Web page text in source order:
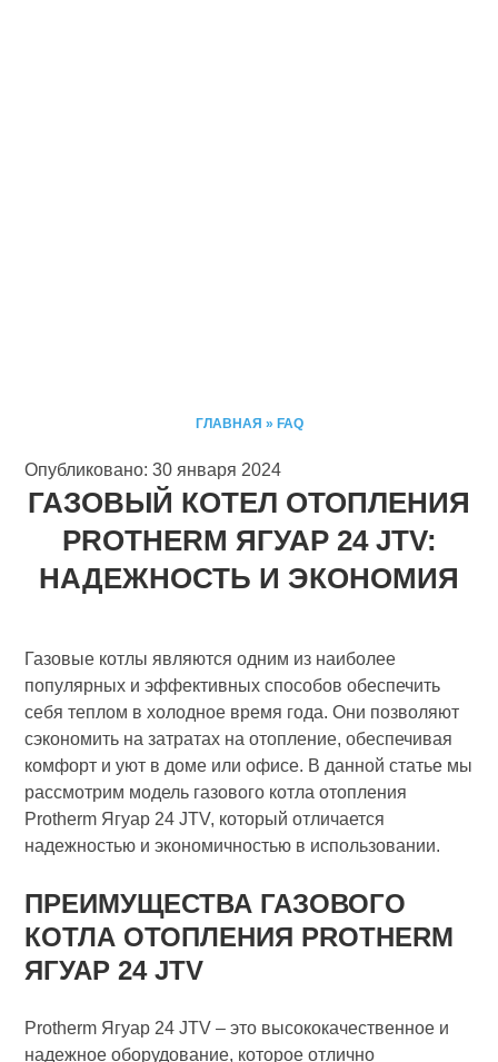
ГЛАВНАЯ » FAQ
Опубликовано: 30 января 2024
ГАЗОВЫЙ КОТЕЛ ОТОПЛЕНИЯ
PROTHERM ЯГУАР 24 JTV:
НАДЕЖНОСТЬ И ЭКОНОМИЯ
Газовые котлы являются одним из наиболее
популярных и эффективных способов обеспечить
себя теплом в холодное время года. Они позволяют
сэкономить на затратах на отопление, обеспечивая
комфорт и уют в доме или офисе. В данной статье мы
рассмотрим модель газового котла отопления
Protherm Ягуар 24 JTV, который отличается
надежностью и экономичностью в использовании.
ПРЕИМУЩЕСТВА ГАЗОВОГО
КОТЛА ОТОПЛЕНИЯ PROTHERM
ЯГУАР 24 JTV
Protherm Ягуар 24 JTV – это высококачественное и
надежное оборудование, которое отлично